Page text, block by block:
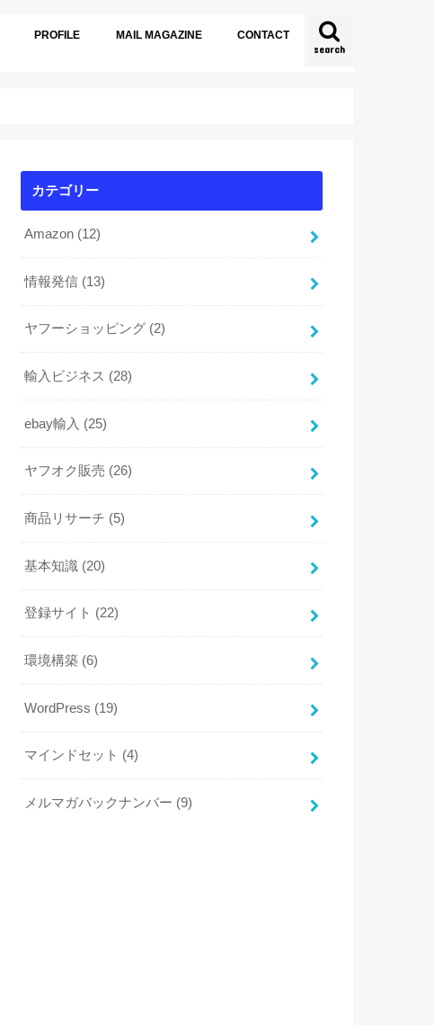
search
PROFILE MAIL MAGAZINE CONTACT
カテゴリー
Amazon (12)
情報発信 (13)
ヤフーショッピング (2)
輸入ビジネス (28)
ebay輸入 (25)
ヤフオク販売 (26)
商品リサーチ (5)
基本知識 (20)
登録サイト (22)
環境構築 (6)
WordPress (19)
マインドセット (4)
メルマガバックナンバー (9)